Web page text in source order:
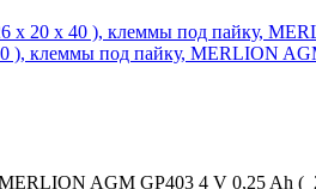
), клеммы под пайку, MERLION
AGM GP403 4 V 0,25 Ah (